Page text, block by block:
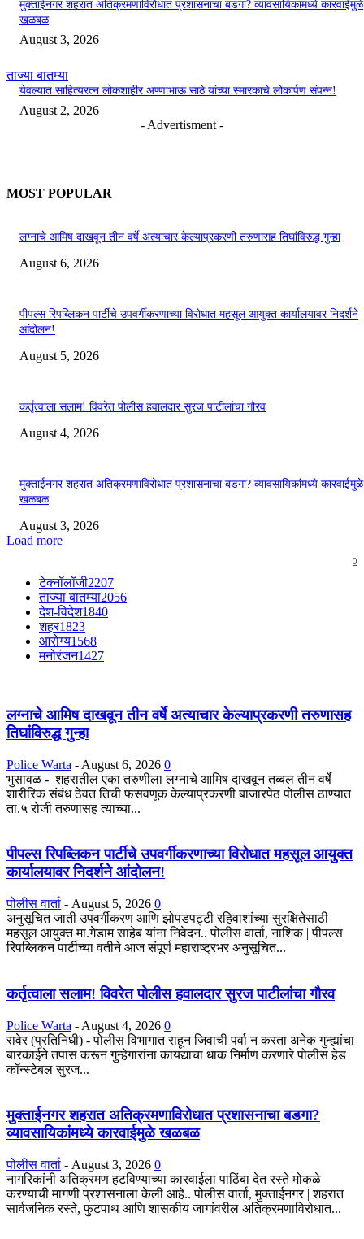
मुक्ताईनगर शहरात अतिक्रमणाविरोधात प्रशासनाचा बडगा? व्यावसायिकांमध्ये कारवाईमुळे
खळबळ
August 3, 2026
ताज्या बातम्या
येवल्यात साहित्यरत्न लोकशाहीर अण्णाभाऊ साठे यांच्या स्मारकाचे लोकार्पण संपन्न!
August 2, 2026
- Advertisment -
MOST POPULAR
लग्नाचे आमिष दाखवून तीन वर्षे अत्याचार केल्याप्रकरणी तरुणासह तिघांविरुद्ध गुन्हा
August 6, 2026
पीपल्स रिपब्लिकन पार्टीचे उपवर्गीकरणाच्या विरोधात महसूल आयुक्त कार्यालयावर निदर्शने
आंदोलन!
August 5, 2026
कर्तृत्वाला सलाम! विवरेत पोलीस हवालदार सुरज पाटीलांचा गौरव
August 4, 2026
मुक्ताईनगर शहरात अतिक्रमणाविरोधात प्रशासनाचा बडगा? व्यावसायिकांमध्ये कारवाईमुळे
खळबळ
August 3, 2026
Load more
0
टेक्नॉलॉजी2207
ताज्या बातम्या2056
देश-विदेश1840
शहर1823
आरोग्य1568
मनोरंजन1427
लग्नाचे आमिष दाखवून तीन वर्षे अत्याचार केल्याप्रकरणी तरुणासह
तिघांविरुद्ध गुन्हा
Police Warta - August 6, 2026 0
भुसावळ - शहरातील एका तरुणीला लग्नाचे आमिष दाखवून तब्बल तीन वर्षे
शारीरिक संबंध ठेवत तिची फसवणूक केल्याप्रकरणी बाजारपेठ पोलीस ठाण्यात
ता.५ रोजी तरुणासह त्याच्या...
पीपल्स रिपब्लिकन पार्टीचे उपवर्गीकरणाच्या विरोधात महसूल आयुक्त
कार्यालयावर निदर्शने आंदोलन!
पोलीस वार्ता - August 5, 2026 0
अनुसूचित जाती उपवर्गीकरण आणि झोपडपट्टी रहिवाशांच्या सुरक्षितेसाठी
महसूल आयुक्त मा.गेडाम साहेब यांना निवेदन.. पोलीस वार्ता, नाशिक | पीपल्स
रिपब्लिकन पार्टीच्या वतीने आज संपूर्ण महाराष्ट्रभर अनुसूचित...
कर्तृत्वाला सलाम! विवरेत पोलीस हवालदार सुरज पाटीलांचा गौरव
Police Warta - August 4, 2026 0
रावेर (प्रतिनिधी) - पोलीस विभागात राहून जिवाची पर्वा न करता अनेक गुन्ह्यांचा
बारकाईने तपास करून गुन्हेगारांना कायद्याचा धाक निर्माण करणारे पोलीस हेड
कॉन्स्टेबल सुरज...
मुक्ताईनगर शहरात अतिक्रमणाविरोधात प्रशासनाचा बडगा?
व्यावसायिकांमध्ये कारवाईमुळे खळबळ
पोलीस वार्ता - August 3, 2026 0
नागरिकांनी अतिक्रमण हटविण्याच्या कारवाईला पाठिंबा देत रस्ते मोकळे
करण्याची मागणी प्रशासनाला केली आहे.. पोलीस वार्ता, मुक्ताईनगर | शहरात
सार्वजनिक रस्ते, फुटपाथ आणि शासकीय जागांवरील अतिक्रमणाविरोधात...